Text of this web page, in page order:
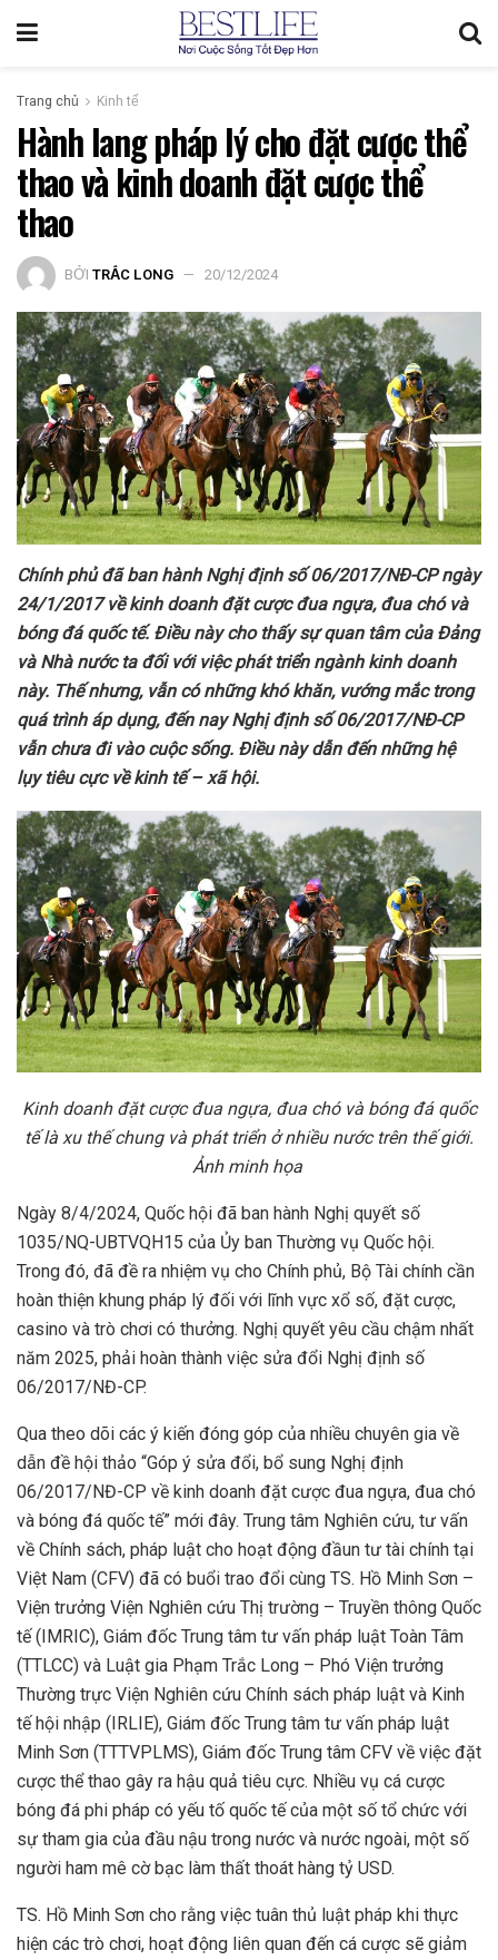
Trang chủ Kinh tế
Hành lang pháp lý cho đặt cược thể
thao và kinh doanh đặt cược thể
thao
BỞI TRẮC LONG 20/12/2024
Chính phủ đã ban hành Nghị định số 06/2017/NĐ-CP ngày
24/1/2017 về kinh doanh đặt cược đua ngựa, đua chó và
bóng đá quốc tế. Điều này cho thấy sự quan tâm của Đảng
và Nhà nước ta đối với việc phát triển ngành kinh doanh
này. Thếnhưng, vẫncónhững khó khăn, vướng mắc trong
quá trình áp dụng, đến nay Nghị định số 06/2017/NĐ-CP
vẫn chưa đi vào cuộc sống. Điều này dẫn đến những hệ
lụy tiêu cực về kinh tế – xã hội.
Kinh doanh đặt cược đua ngựa, đua chó và bóng đá quốc
tế là xu thế chung và phát triển ở nhiều nước trên thế giới.
Ảnh minh họa
Ngày 8/4/2024, Quốc hội đã ban hành Nghị quyết số
1035/NQ-UBTVQH15 của Ủy ban Thường vụ Quốc hội.
Trong đó, đã đề ra nhiệm vụ cho Chính phủ, Bộ Tài chính cần
hoàn thiện khung pháp lý đối với lĩnh vực xổ số, đặt cược,
casino và trò chơi có thưởng. Nghị quyết yêu cầu chậm nhất
năm 2025, phải hoàn thành việc sửa đổi Nghị định số
06/2017/NĐ-CP.
Qua theo dõi các ý kiến đóng góp của nhiều chuyên gia về
dẫn đề hội thảo “Góp ý sửa đổi, bổ sung Nghị định
06/2017/NĐ-CP về kinh doanh đặt cược đua ngựa, đua chó
và bóng đá quốc tế” mới đây. Trung tâm Nghiên cứu, tư vấn
về Chính sách, pháp luật cho hoạt động đầun tư tài chính tại
Việt Nam (CFV) đã có buổi trao đổi cùng TS. Hồ Minh Sơn –
Viện trưởng Viện Nghiên cứu Thị trường – Truyền thông Quốc
tế (IMRIC), Giám đốc Trung tâm tư vấn pháp luật Toàn Tâm
(TTLCC) và Luật gia Phạm Trắc Long – Phó Viện trưởng
Thường trực Viện Nghiên cứu Chính sách pháp luật và Kinh
tế hội nhập (IRLIE), Giám đốc Trung tâm tư vấn pháp luật
Minh Sơn (TTTVPLMS), Giám đốc Trung tâm CFV về việc đặt
cược thể thao gây ra hậu quả tiêu cực. Nhiều vụ cá cược
bóng đá phi pháp có yếu tố quốc tế của một số tổ chức với
sự tham gia của đầu nậu trong nước và nước ngoài, một số
người ham mê cờ bạc làm thất thoát hàng tỷ USD.
TS. Hồ Minh Sơn cho rằng việc tuân thủ luật pháp khi thực
hiện các trò chơi, hoạt động liên quan đến cá cược sẽ giảm